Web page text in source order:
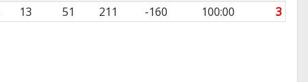
13 51 211 -160 100:00 3